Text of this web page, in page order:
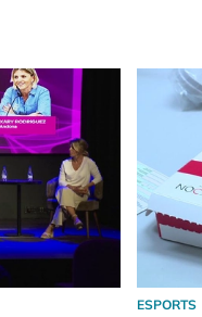
ESPORTS